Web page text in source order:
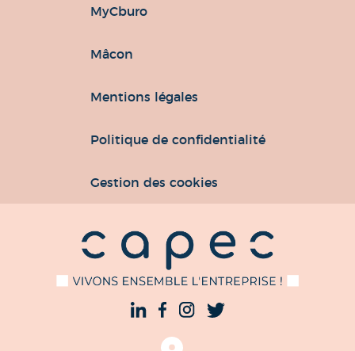
MyCburo
Mâcon
Mentions légales
Politique de confidentialité
Gestion des cookies